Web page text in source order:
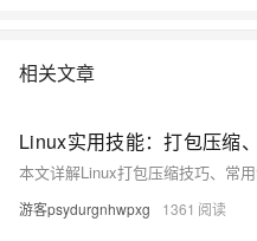
相关文章
游客psydurgnhwpxg 1361